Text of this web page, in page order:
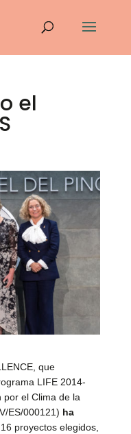
el
que
LIFE 2014-
por el Clima de la
ES/000121) ha
proyectos elegidos,